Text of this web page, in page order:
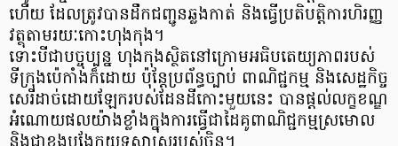
ហើយ ដែលត្រូវបានដឹកជញ្ជូនឆ្លងកាត់ និងធ្វើប្រតិបត្តិការហិរញ្ញ
វត្ថុតាមរយៈកោះហុងកុង។
ទោះបីជាបច្ចុប្បន្ន ហុងកុងស្ថិតនៅក្រោមអធិបតេយ្យភាពរបស់
ទីក្រុងប៉េកាំងក៏ដោយ ប៉ុន្តែប្រព័ន្ធច្បាប់ ពាណិជ្ជកម្ម និងសេដ្ឋកិច្ច
សេរីដាច់ដោយឡែករបស់ដែនដីកោះមួយនេះ បានផ្តល់លក្ខខណ្ឌ
អំណោយផលយ៉ាងខ្លាំងក្នុងការធ្វើជាដៃគូពាណិជ្ជកម្មស្រមោល